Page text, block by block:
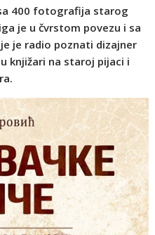
400 fotografija starog
je u čvrstom povezu i sa
je radio poznati dizajner
knjižari na staroj pijaci i